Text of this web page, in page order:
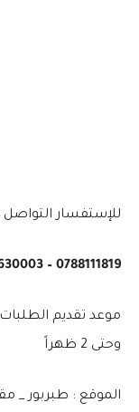
للإستفسار التواصل
0788111819 – ⁦0785630003⁩ – ⁦0788200142⁩
وحتى 2 ظهراً
الموقع : طبربور _